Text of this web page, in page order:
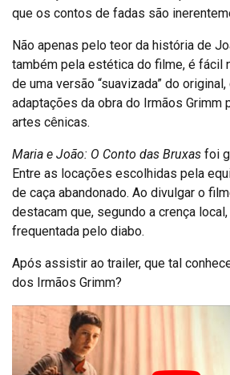
que os contos de fadas são
Não apenas pelo teor da história de
também pela estética do filme, é fácil
de uma versão “suavizada” do
adaptações da obra do Irmãos Grimm
artes cênicas.
Maria e João: O Conto das Bruxas foi
Entre as locações escolhidas pela
de caça abandonado. Ao divulgar o
destacam que, segundo a crença
frequentada pelo diabo.
Após assistir ao trailer, que tal
dos Irmãos Grimm?